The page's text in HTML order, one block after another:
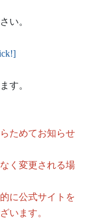
い。
す。
ためてお知らせ
く変更される場
に公式サイトを
います。